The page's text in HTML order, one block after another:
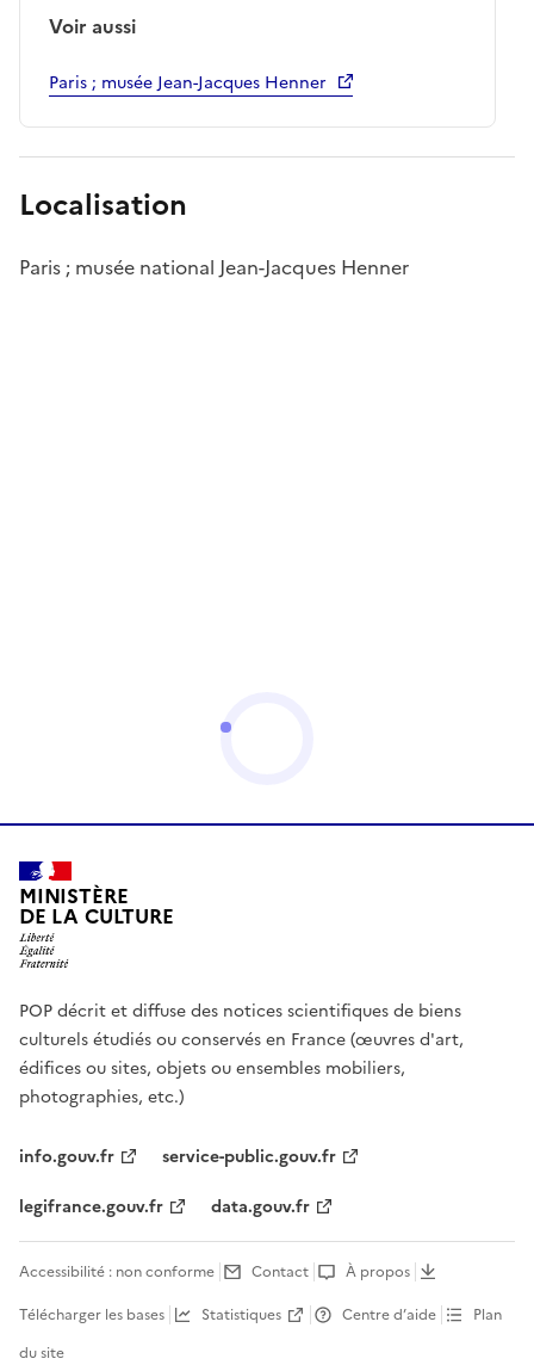
Voir aussi
Paris ; musée Jean-Jacques Henner
Localisation
Paris ; musée national Jean-Jacques Henner
MINISTÈRE
DE LA CULTURE
POP décrit et diffuse des notices scientifiques de biens
culturels étudiés ou conservés en France (œuvres d'art,
édifices ou sites, objets ou ensembles mobiliers,
photographies, etc.)
info.gouv.fr
service-public.gouv.fr
legifrance.gouv.fr
data.gouv.fr
Accessibilité : non conforme Contact
À propos
Télécharger les bases
Statistiques Centre d’aide
Plan
du site